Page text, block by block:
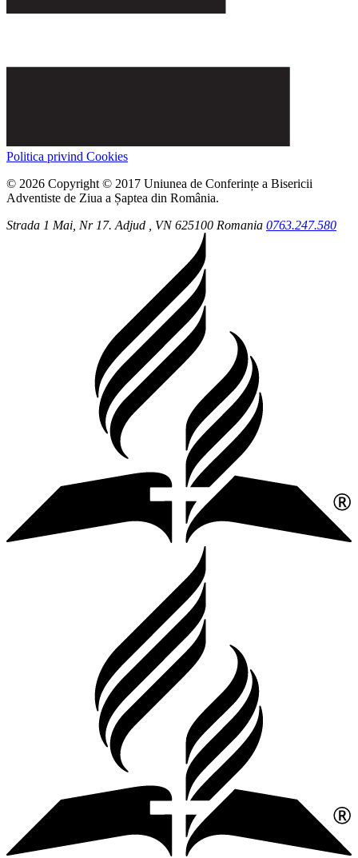
Politica privind Cookies
© 2026 Copyright © 2017 Uniunea de Conferințe a Bisericii
Adventiste de Ziua a Șaptea din România.
Strada 1 Mai, Nr 17.Adjud , VN 625100 Romania 0763.247.580